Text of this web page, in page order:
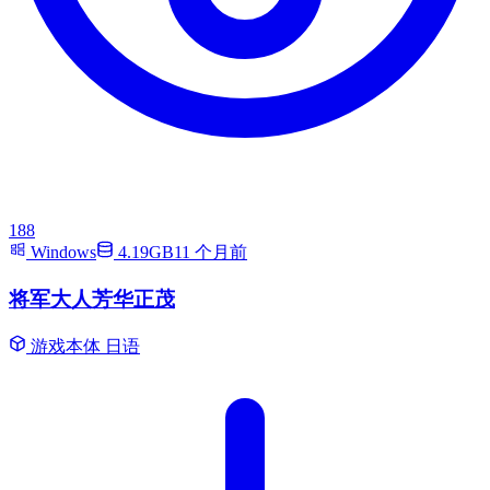
188
Windows
4.19GB11 个月前
将军大人芳华正茂
游戏本体 日语